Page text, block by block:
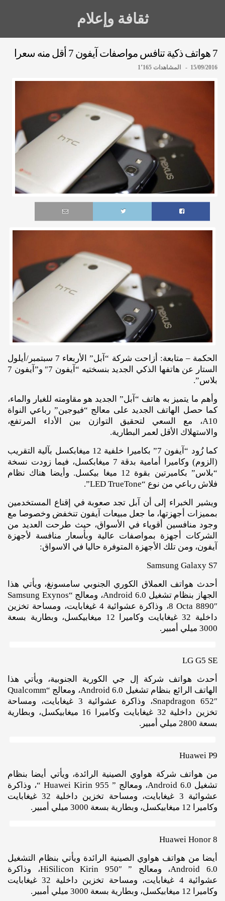
ثقافة وإعلام
7 هواتف ذكية تنافس مواصفات آيفون 7 أقل منه سعرا
15/09/2016 - المشاهدات 1٬165
الحكمة – متابعة: أزاحت شركة “آبل” الأربعاء 7 سبتمبر/أيلول
الستار عن هاتفها الذكي الجديد بنسختيه “آيفون 7″ و”آيفون 7
بلاس”.
وأهم ما يتميز به هاتف “آبل” الجديد هو مقاومته للغبار والماء،
كما حصل الهاتف الجديد على معالج “فيوجين” رباعي النواة
A10، مع السعي لتحقيق التوازن بين الأداء المرتفع،
والاستهلاك الأقل لعمر البطارية.
كما زُود “آيفون 7” بكاميرا خلفية 12 ميغابكسل بآلية التقريب
(الزوم) وكاميرا أمامية بدقة 7 ميغابكسل، فيما زودت نسخة
“بلاس” بكاميرتين بقوة 12 ميغا بيكسل. وأيضا هناك نظام
فلاش رباعي من نوع “LED TrueTone”.
ويشير الخبراء إلى أن آبل تجد صعوبة في إقناع المستخدمين
بمميزات أجهزتها، ما جعل مبيعات آيفون تنخفض وخصوصا مع
وجود منافسين أقوياء في الأسواق، حيث طرحت العديد من
الشركات أجهزة بمواصفات عالية وبأسعار منافسة لأجهزة
آيفون، ومن تلك الأجهزة المتوفرة حاليا في الاسواق:
Samsung Galaxy S7
أحدث هواتف العملاق الكوري الجنوبي سامسونغ، ويأتي هذا
الجهاز بنظام تشغيل Android 6.0، ومعالج “Samsung Exynos
8 Octa 8890″، وذاكرة عشوائية 4 غيغابايت، ومساحة تخزين
داخلية 32 غيغابايت وكاميرا 12 ميغابيكسل، وبطارية بسعة
3000 ميلي أمبير.
LG G5 SE
أحدث هواتف شركة إل جي الكورية الجنوبية، ويأتي هذا
الهاتف الرائع بنظام تشغيل Android 6.0، ومعالج “Qualcomm
Snapdragon 652″، وذاكرة عشوائية 3 غيغابايت، ومساحة
تخزين داخلية 32 غيغابايت وكاميرا 16 ميغابيكسل، وبطارية
بسعة 2800 ميلي أمبير.
Huawei P9
من هواتف شركة هواوي الصينية الرائدة، ويأتي أيضا بنظام
تشغيل Android 6.0، ومعالج ” Huawei Kirin 955 “، وذاكرة
عشوائية 3 غيغابايت، ومساحة تخزين داخلية 32 غيغابايت
وكاميرا 12 ميغابيكسل، وبطارية بسعة 3000 ميلي أمبير.
Huawei Honor 8
أيضا من هواتف هواوي الصينية الرائدة ويأتي بنظام التشغيل
Android 6.0، ومعالج ” HiSilicon Kirin 950″، وذاكرة
عشوائية 4 غيغابايت، ومساحة تخزين داخلية 32 غيغابايت
وكاميرا 12 ميغابيكسل، وبطارية بسعة 3000 ميلي أمبير.